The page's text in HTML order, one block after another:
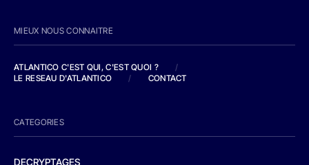
MIEUX NOUS CONNAITRE
ATLANTICO C'EST QUI, C'EST QUOI ?
/
LE RESEAU D'ATLANTICO
/ CONTACT
CATEGORIES
DECRYPTAGES